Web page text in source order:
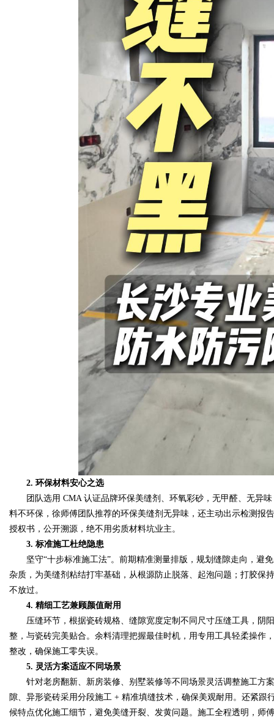
2. 环保材料安心之选
团队选用 CMA 认证品牌环保美缝剂、环氧彩砂，无甲醛、无异味
料不环保，徐师傅团队推荐的环保美缝剂无异味，还主动出示检测报
授权书，公开溯源，绝不用劣质材料坑业主。
3. 标准施工杜绝隐患
坚守“十步标准施工法”。前期精准测量排版，规划缝隙走向，避
杂质，为美缝剂粘结打牢基础，从根源防止脱落、起泡问题；打胶保
不放过。
4. 精细工艺兼顾颜值耐用
压缝环节，根据瓷砖规格、缝隙宽度定制不同尺寸压缝工具，阴
整，与瓷砖完美贴合。余料清理把握最佳时机，用专用工具轻柔操作
整改，确保施工零失误。
5. 灵活方案适应不同场景
针对老房翻新、新房装修、别墅装修等不同场景灵活调整施工方
隙、异形瓷砖采用分段施工 + 精准填缝技术，确保美观耐用。还紧
候特点优化施工细节，避免美缝开裂、发黄问题。施工全程透明，师